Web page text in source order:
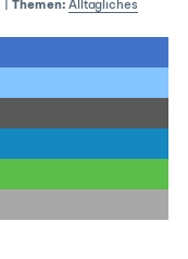
|Themen: Alltägliches